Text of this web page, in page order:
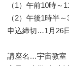
（1）午前10時～
（2）午後1時半
申込締切…1月26
講座名…宇宙教室